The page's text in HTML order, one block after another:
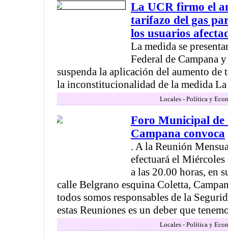
La UCR firmo el
tarifazo del gas
los usuarios
La medida se
Federal de Campana
suspenda la aplicación del aumento de
la inconstitucionalidad de la medida
Locales - Política y
Foro Municipal de
Campana convoca
. A la Reunión
efectuará el
a las 20.00 horas, en
calle Belgrano esquina Coletta,
todos somos responsables de la
estas Reuniones es un deber que
Locales - Política y